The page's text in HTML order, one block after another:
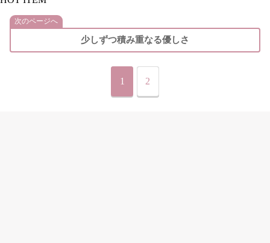
次のページへ
少しずつ積み重なる優しさ
1 2